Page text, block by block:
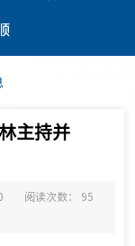
主持并
阅读次数： 95